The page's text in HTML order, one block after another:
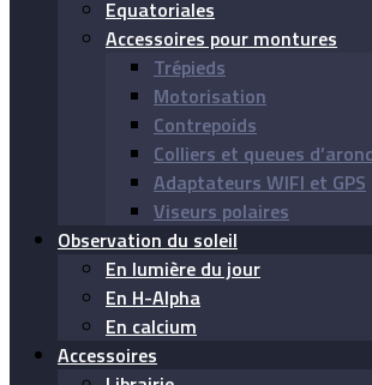
Equatoriales
Accessoires pour montures
Trépieds
Motorisation
Contrepoids
Colliers et queues
Adaptateurs WIFI et GPS
Viseurs polaires
Observation du soleil
En lumière du jour
En H-Alpha
En calcium
Accessoires